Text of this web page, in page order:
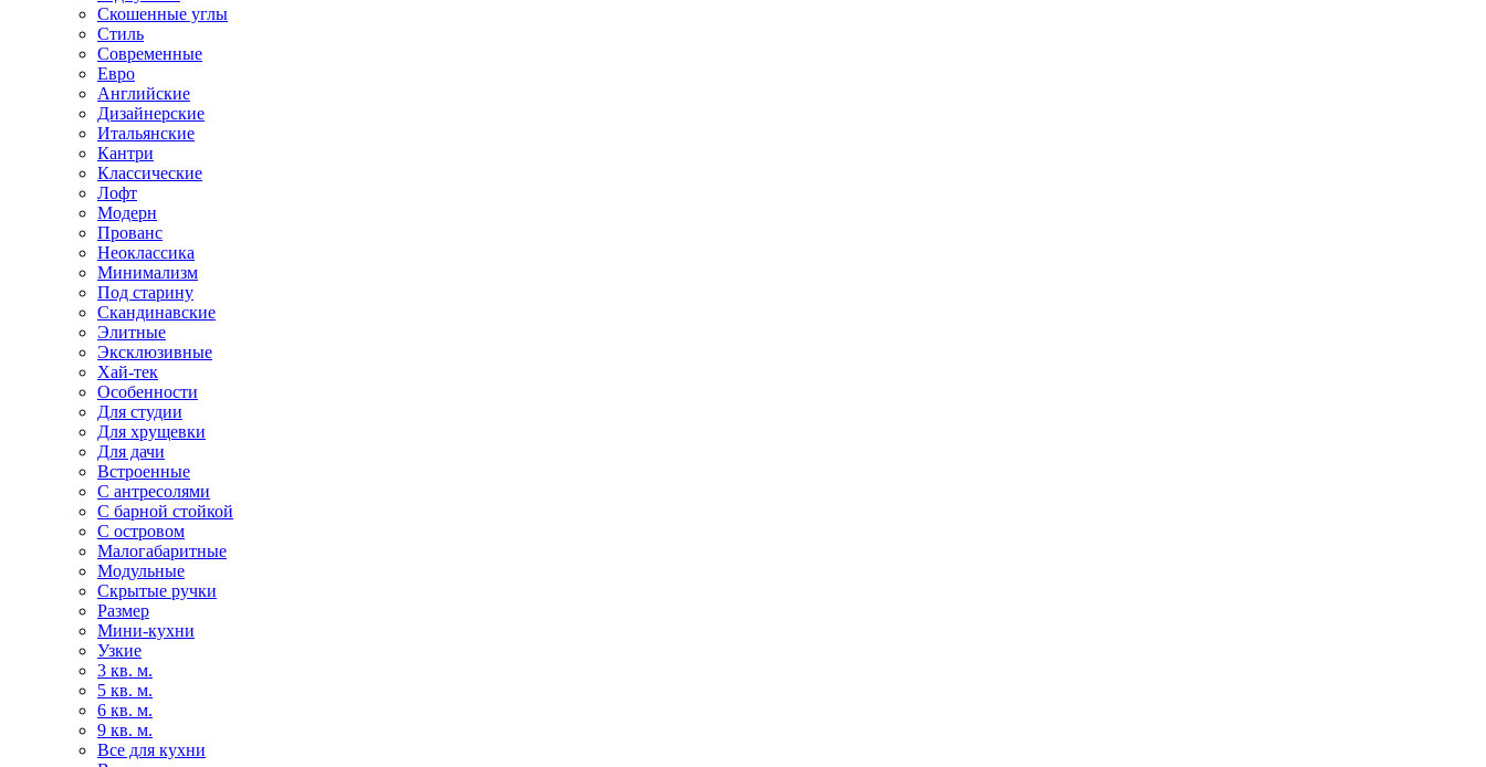
Скошенные углы
Стиль
Современные
Евро
Английские
Дизайнерские
Итальянские
Кантри
Классические
Лофт
Модерн
Прованс
Неоклассика
Минимализм
Под старину
Скандинавские
Элитные
Эксклюзивные
Хай-тек
Особенности
Для студии
Для хрущевки
Для дачи
Встроенные
С антресолями
С барной стойкой
С островом
Малогабаритные
Модульные
Скрытые ручки
Размер
Мини-кухни
Узкие
3 кв. м.
5 кв. м.
6 кв. м.
9 кв. м.
Все для кухни